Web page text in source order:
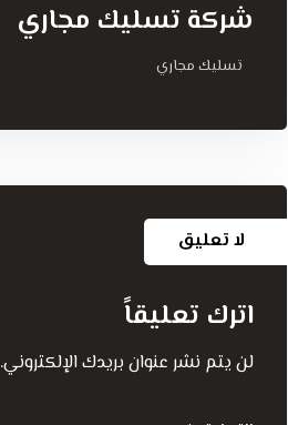
شركة تسليك مجاري
تسليك مجاري
لا تعليق
اترك تعليقاً
لن يتم نشر عنوان بريدك الإلكتروني.